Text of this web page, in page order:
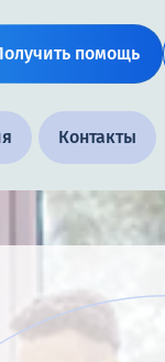
помощь
Контакты